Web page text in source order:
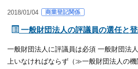
2018/01/04 商業登記関係
一般財団法人の評議員の選任と
一般財団法人に評議員は必須 一般財団法
上いなければならず（≫一般財団法人の